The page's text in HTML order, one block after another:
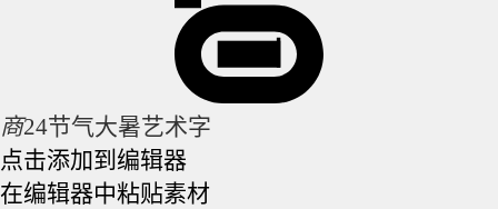
商24节气大暑艺术字
点击添加到编辑器
在编辑器中粘贴素材